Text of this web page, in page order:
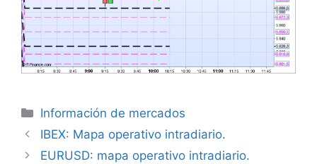
Categorías
Información de mercados
IBEX: Mapa operativo intradiario.
EURUSD: mapa operativo intradiario.